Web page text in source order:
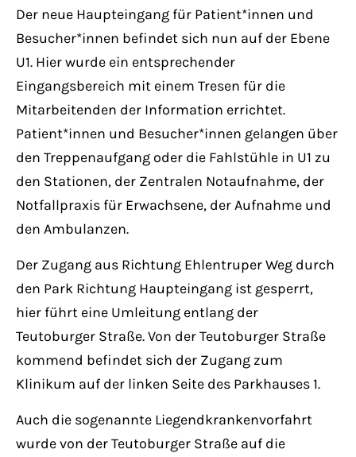
Cybersteel Inc.
376-293 City Road, Suite 600
San Francisco, CA 94102
Have any questions?
+44 1234 567 890
Drop us a line
About us
Lorem ipsum dolor sit amet, consectetuer
adipiscing elit.
Aenean commodo ligula eget dolor. Aenean
massa. Cum sociis natoque penatibus et
ridiculus mus. Donec quam felis, ultricies
nec.
Der neue Haupteingang für Patient*innen und
Besucher*innen befindet sich nun auf der Ebene
U1. Hier wurde ein entsprechender
Eingangsbereich mit einem Tresen für die
Mitarbeitenden der Information errichtet.
Patient*innen und Besucher*innen gelangen über
den Treppenaufgang oder die Fahlstühle in U1 zu
den Stationen, der Zentralen Notaufnahme, der
Notfallpraxis für Erwachsene, der Aufnahme und
den Ambulanzen.
Der Zugang aus Richtung Ehlentruper Weg durch
den Park Richtung Haupteingang ist gesperrt,
hier führt eine Umleitung entlang der
Teutoburger Straße. Von der Teutoburger Straße
kommend befindet sich der Zugang zum
Klinikum auf der linken Seite des Parkhauses 1.
Auch die sogenannte Liegendkrankenvorfahrt
wurde von der Teutoburger Straße auf die